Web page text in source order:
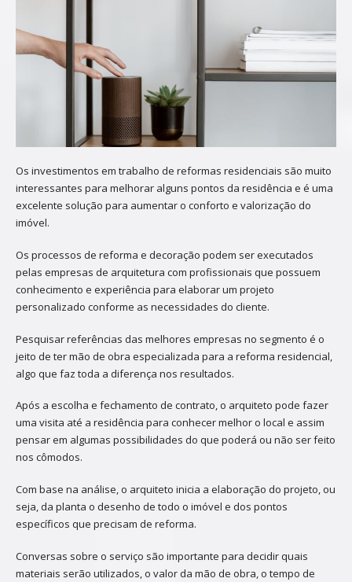
Os investimentos em trabalho de reformas residenciais são muito
interessantes para melhorar alguns pontos da residência e é uma
excelente solução para aumentar o conforto e valorização do
imóvel.
Os processos de reforma e decoração podem ser executados
pelas empresas de arquitetura com profissionais que possuem
conhecimento e experiência para elaborar um projeto
personalizado conforme as necessidades do cliente.
Pesquisar referências das melhores empresas no segmento é o
jeito de ter mão de obra especializada para a reforma residencial,
algo que faz toda a diferença nos resultados.
Após a escolha e fechamento de contrato, o arquiteto pode fazer
uma visita até a residência para conhecer melhor o local e assim
pensar em algumas possibilidades do que poderá ou não ser feito
nos cômodos.
Com base na análise, o arquiteto inicia a elaboração do projeto, ou
seja, da planta o desenho de todo o imóvel e dos pontos
específicos que precisam de reforma.
Conversas sobre o serviço são importante para decidir quais
materiais serão utilizados, o valor da mão de obra, o tempo de